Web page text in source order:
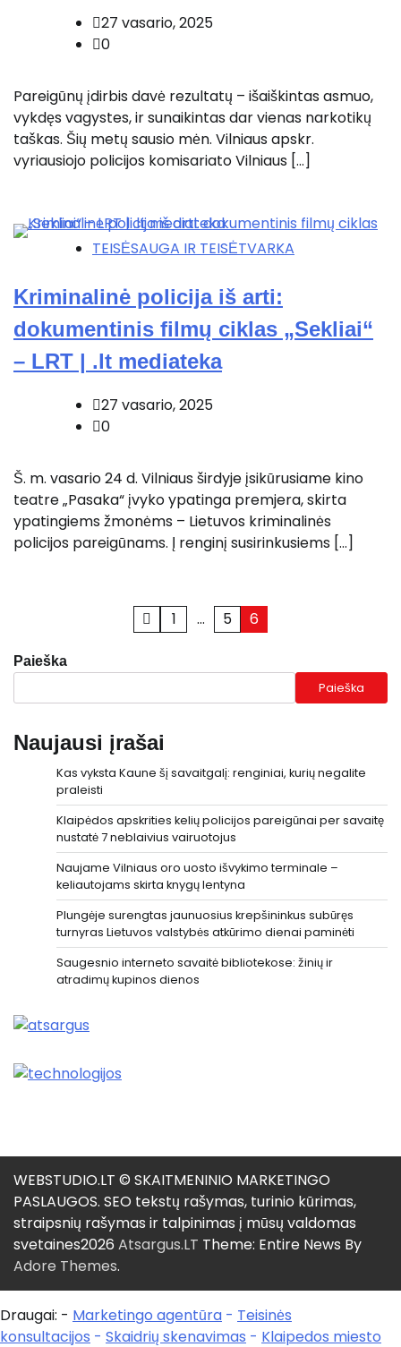
27 vasario, 2025
0
Pareigūnų įdirbis davė rezultatų – išaiškintas asmuo,
vykdęs vagystes, ir sunaikintas dar vienas narkotikų
taškas. Šių metų sausio mėn. Vilniaus apskr.
vyriausiojo policijos komisariato Vilniaus […]
TEISĖSAUGA IR TEISĖTVARKA
Kriminalinė policija iš arti:
dokumentinis filmų ciklas „Sekliai“
– LRT | .lt mediateka
27 vasario, 2025
0
Š. m. vasario 24 d. Vilniaus širdyje įsikūrusiame kino
teatre „Pasaka“ įvyko ypatinga premjera, skirta
ypatingiems žmonėms – Lietuvos kriminalinės
policijos pareigūnams. Į renginį susirinkusiems […]
puslapiavimas
1 … 5 6
Paieška
Paieška
Naujausi įrašai
Kas vyksta Kaune šį savaitgalį: renginiai, kurių negalite
praleisti
Klaipėdos apskrities kelių policijos pareigūnai per savaitę
nustatė 7 neblaivius vairuotojus
Naujame Vilniaus oro uosto išvykimo terminale –
keliautojams skirta knygų lentyna
Plungėje surengtas jaunuosius krepšininkus subūręs
turnyras Lietuvos valstybės atkūrimo dienai paminėti
Saugesnio interneto savaitė bibliotekose: žinių ir
atradimų kupinos dienos
WEBSTUDIO.LT © SKAITMENINIO MARKETINGO
PASLAUGOS. SEO tekstų rašymas, turinio kūrimas,
straipsnių rašymas ir talpinimas į mūsų valdomas
svetaines2026 Atsargus.LT Theme: Entire News By
Adore Themes.
Draugai: - Marketingo agentūra - Teisinės
konsultacijos - Skaidrių skenavimas - Klaipedos miesto